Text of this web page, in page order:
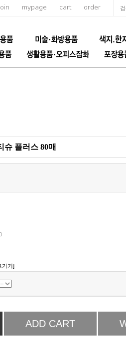
mypage cart order
슈 플러스 80매
가기]
ADD CART